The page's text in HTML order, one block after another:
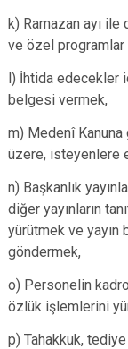
k) Ramazan ayı
ve özel programlar
l) İhtida edecekler
belgesi vermek,
m) Medenî
üzere, isteyenlere
n) Başkanlık
diğer yayınların
yürütmek ve yayın
göndermek,
o) Personelin
özlük işlemlerini
p) Tahakkuk,